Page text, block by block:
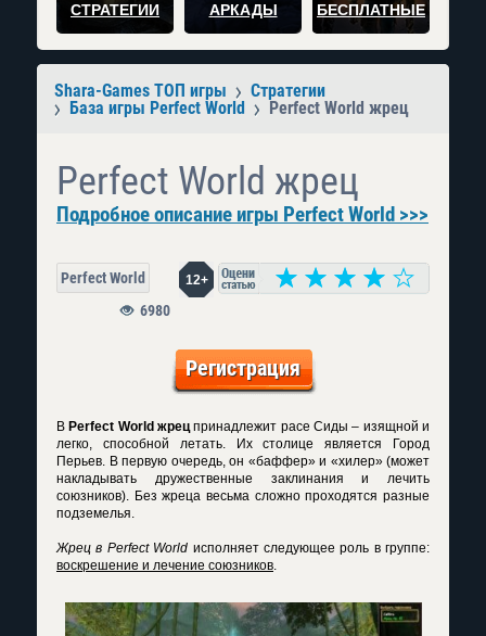
СТРАТЕГИИ АРКАДЫ БЕСПЛАТНЫЕ
Shara-Games ТОП игры
Стратегии
База игры Perfect World
Perfect World жрец
Perfect World жрец
Подробное описание игры Perfect World >>>
Perfect World 12+
6980
Регистрация
В Perfect World жрецпринадлежит расе Сиды – изящной и
легко, способной летать. Их столице является Город
Перьев. В первую очередь, он «баффер» и «хилер» (может
накладывать дружественные заклинания и лечить
союзников). Без жреца весьма сложно проходятся разные
подземелья.
Жрец в Perfect World исполняет следующее роль в группе:
воскрешение и лечение союзников.